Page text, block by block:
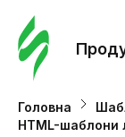
Головна
HTML-шаблони